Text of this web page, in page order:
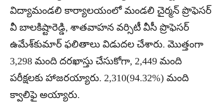
విద్యామండలి కార్యాలయంలో మండలి చైర్మన్‌ ప్రొఫెసర్‌
వీ బాలకిష్టారెడ్డి, శాతవాహన వర్సిటీ వీసీ ప్రొఫెసర్‌
ఉమేశ్‌కుమార్‌ ఫలితాలు విడుదల చేశారు. మొత్తంగా
3,298 మంది దరఖాస్తు చేసుకోగా, 2,449 మంది
పరీక్షలకు హాజరయ్యారు. 2,310(94.32%) మంది
క్వాలిఫై అయ్యారు.